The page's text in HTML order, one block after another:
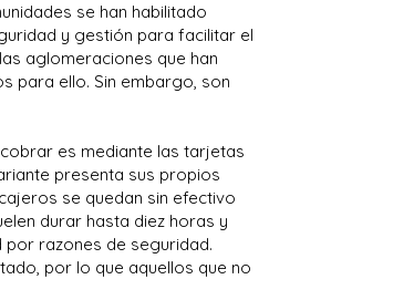
se han habilitado
y gestión para facilitar el
aglomeraciones que han
para ello. Sin embargo, son
es mediante las tarjetas
presenta sus propios
se quedan sin efectivo
durar hasta diez horas y
razones de seguridad.
por lo que aquellos que no